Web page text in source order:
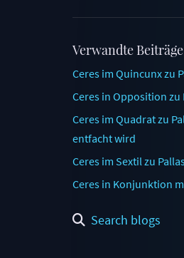
Verwandte Beiträge
Ceres im Quincunx zu
Ceres in Opposition
Ceres im Quadrat zu
entfacht wird
Ceres im Sextil zu
Ceres in Konjunktion
Search blogs